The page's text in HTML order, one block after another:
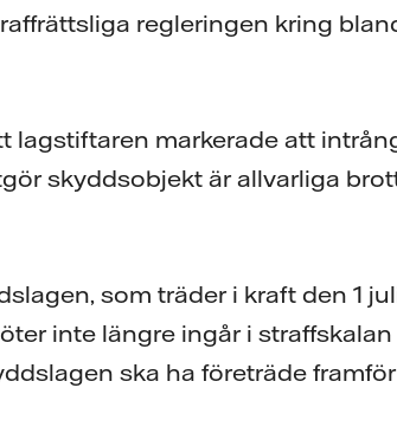
regleringen kring
lagstiftaren markerade att
skyddsobjekt är allvarliga
som träder i kraft den 1
inte längre ingår i
ska ha företräde